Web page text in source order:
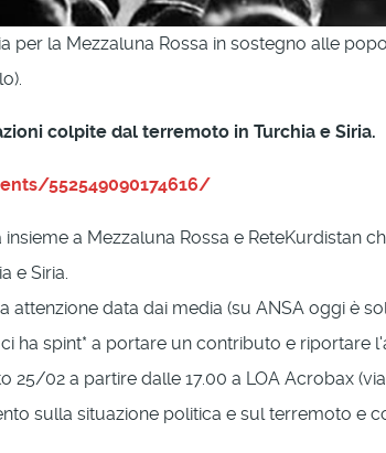
per la Mezzaluna Rossa in sostegno alle
colpite dal terremoto in Turchia e Siria.
552549090174616/
a Mezzaluna Rossa e ReteKurdistan
e Siria.
attenzione data dai media (su ANSA oggi è
ha spint* a portare un contributo e riportare
02 a partire dalle 17.00 a LOA Acrobax
sulla situazione politica e sul terremoto e